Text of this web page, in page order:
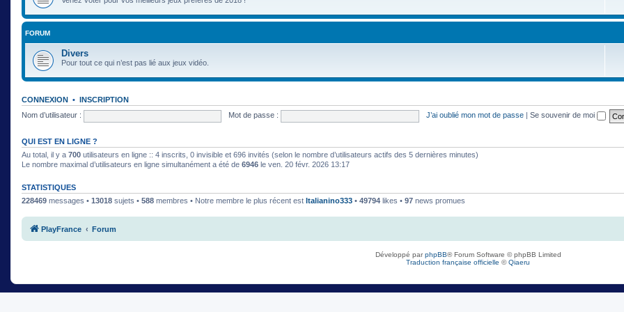
FORUM
Divers
Pour tout ce qui n’est pas lié aux jeux vidéo.
CONNEXION • INSCRIPTION
Nom d’utilisateur :
Mot de passe : J’ai oublié mon mot de passe Se souvenir de moi
QUI EST EN LIGNE ?
Au total, il y a 700 utilisateurs en ligne :: 4 inscrits, 0 invisible et 696 invités (selon le nombre d’utilisateurs actifs des 5 dernières minutes)
Le nombre maximal d’utilisateurs en ligne simultanément a été de 6946 le ven. 20 févr. 2026 13:17
STATISTIQUES
228469 messages • 13018 sujets • 588 membres • Notre membre le plus récent est Italianino333 • 49794 likes • 97 news promues
PlayFrance Forum
Développé parphpBB® Forum Software © phpBB Limited
Traduction française officielle ©Qiaeru